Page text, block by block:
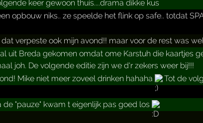
keer gewoon thuis....drama dikke kus
opbouw niks.. ze speelde het flink op safe.. totdat
verpeste ook mijn avond!! maar voor de rest was
uit Breda gekomen omdat ome Karstuh die kaartjes
joh. De volgende editie zijn we d'r zekers weer bij!!!
Mike niet meer zoveel drinken hahaha Tot de
de "pauze" kwam t eigenlijk pas goed los